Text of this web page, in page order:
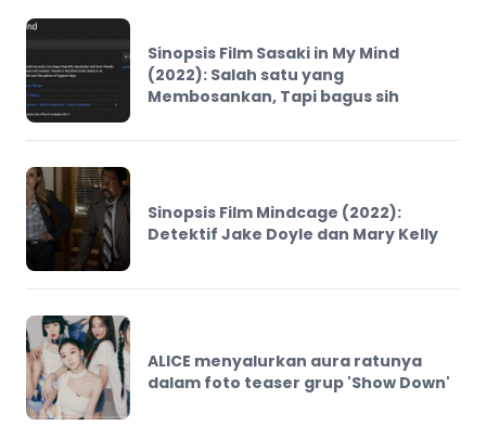
Sinopsis Film Sasaki in My Mind
(2022): Salah satu yang
Membosankan, Tapi bagus sih
Sinopsis Film Mindcage (2022):
Detektif Jake Doyle dan Mary Kelly
ALICE menyalurkan aura ratunya
dalam foto teaser grup 'Show Down'